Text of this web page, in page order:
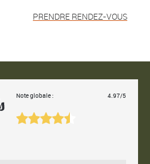
PRENDRE RENDEZ-VOUS
Note globale : 4.97/5